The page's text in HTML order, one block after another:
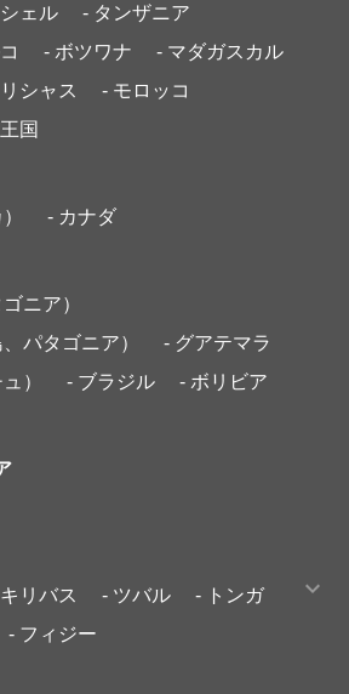
ェル
- タンザニア
- ボツワナ
- マダガスカル
シャス
- モロッコ
国
- カナダ
ニア）
パタゴニア）
- グアテマラ
）
- ブラジル
- ボリビア
リバス - ツバル
- トンガ
- フィジー